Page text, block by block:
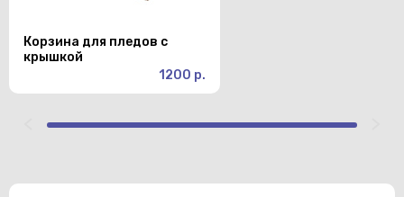
Корзина для пледов с
крышкой
1200 р.